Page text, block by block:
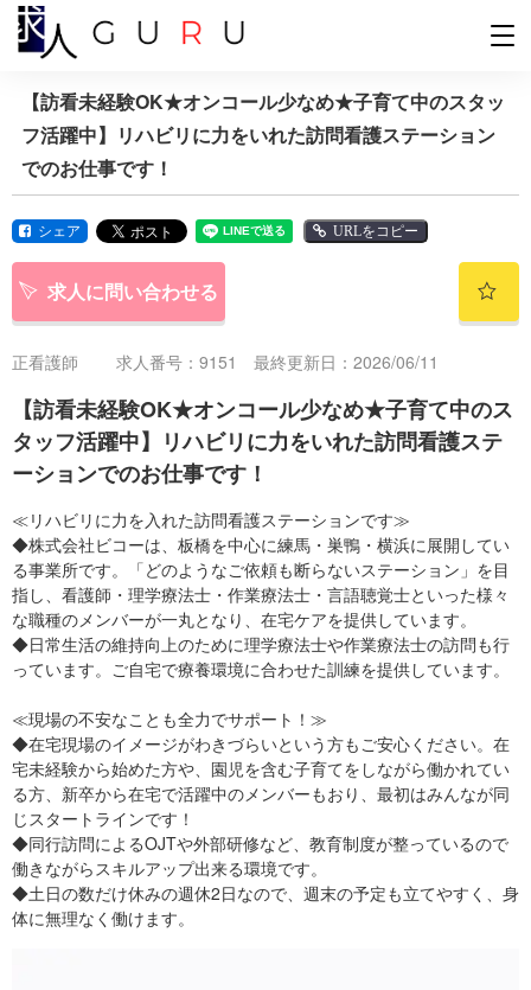
【訪看未経験OK★オンコール少なめ★子育て中のスタッ
フ活躍中】リハビリに力をいれた訪問看護ステーション
でのお仕事です！
シェア URLをコピー
求人に問い合わせる
正看護師 求人番号：9151 最終更新日：2026/06/11
【訪看未経験OK★オンコール少なめ★子育て中のス
タッフ活躍中】リハビリに力をいれた訪問看護ステ
ーションでのお仕事です！
≪リハビリに力を入れた訪問看護ステーションです≫
◆株式会社ビコーは、板橋を中心に練馬・巣鴨・横浜に展開してい
る事業所です。「どのようなご依頼も断らないステーション」を目
指し、看護師・理学療法士・作業療法士・言語聴覚士といった様々
な職種のメンバーが一丸となり、在宅ケアを提供しています。
◆日常生活の維持向上のために理学療法士や作業療法士の訪問も行
っています。ご自宅で療養環境に合わせた訓練を提供しています。
≪現場の不安なことも全力でサポート！≫
◆在宅現場のイメージがわきづらいという方もご安心ください。在
宅未経験から始めた方や、園児を含む子育てをしながら働かれてい
る方、新卒から在宅で活躍中のメンバーもおり、最初はみんなが同
じスタートラインです！
◆同行訪問によるOJTや外部研修など、教育制度が整っているので
働きながらスキルアップ出来る環境です。
◆土日の数だけ休みの週休2日なので、週末の予定も立てやすく、身
体に無理なく働けます。